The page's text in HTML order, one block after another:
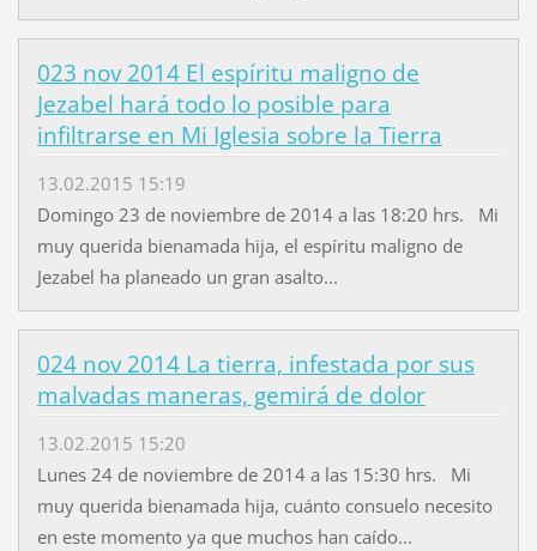
023 nov 2014 El espíritu maligno de
Jezabel hará todo lo posible para
infiltrarse en Mi Iglesia sobre la Tierra
13.02.2015 15:19
Domingo 23 de noviembre de 2014 a las 18:20 hrs. Mi
muy querida bienamada hija, el espíritu maligno de
Jezabel ha planeado un gran asalto...
024 nov 2014 La tierra, infestada por sus
malvadas maneras, gemirá de dolor
13.02.2015 15:20
Lunes 24 de noviembre de 2014 a las 15:30 hrs. Mi
muy querida bienamada hija, cuánto consuelo necesito
en este momento ya que muchos han caído...